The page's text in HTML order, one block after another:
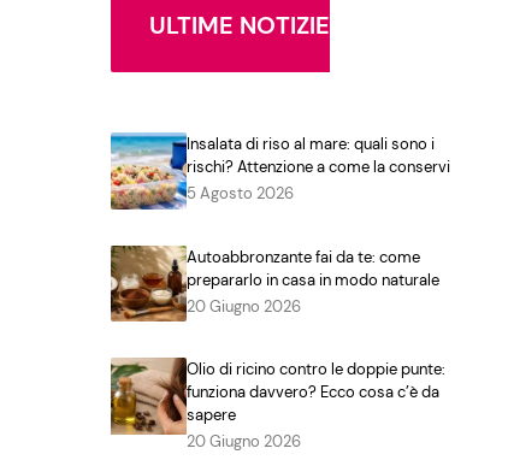
ULTIME NOTIZIE
Insalata di riso al mare: quali sono i
rischi? Attenzione a come la conservi
5 Agosto 2026
Autoabbronzante fai da te: come
prepararlo in casa in modo naturale
20 Giugno 2026
Olio di ricino contro le doppie punte:
funziona davvero? Ecco cosa c’è da
sapere
20 Giugno 2026